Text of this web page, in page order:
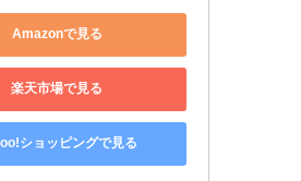
Amazonで見る
楽天市場で見る
ショッピングで見る